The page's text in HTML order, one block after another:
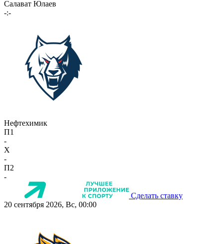
Салават Юлаев
-:-
Нефтехимик
П1
-
X
-
П2
-
Сделать ставку
20 сентября 2026, Вс, 00:00